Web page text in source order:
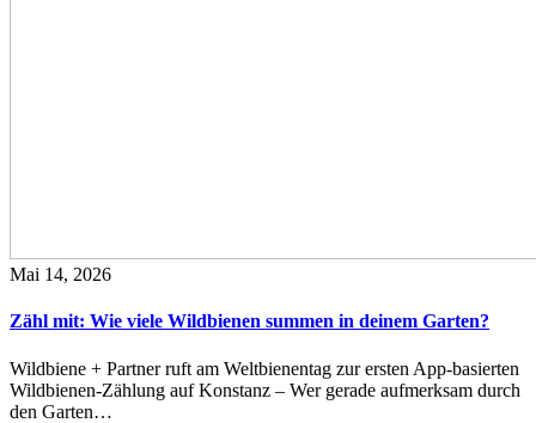
Mai 14, 2026
Zähl mit: Wie viele Wildbienen summen in deinem Garten?
Wildbiene + Partner ruft am Weltbienentag zur ersten App-basierten
Wildbienen-Zählung auf Konstanz – Wer gerade aufmerksam durch
den Garten…